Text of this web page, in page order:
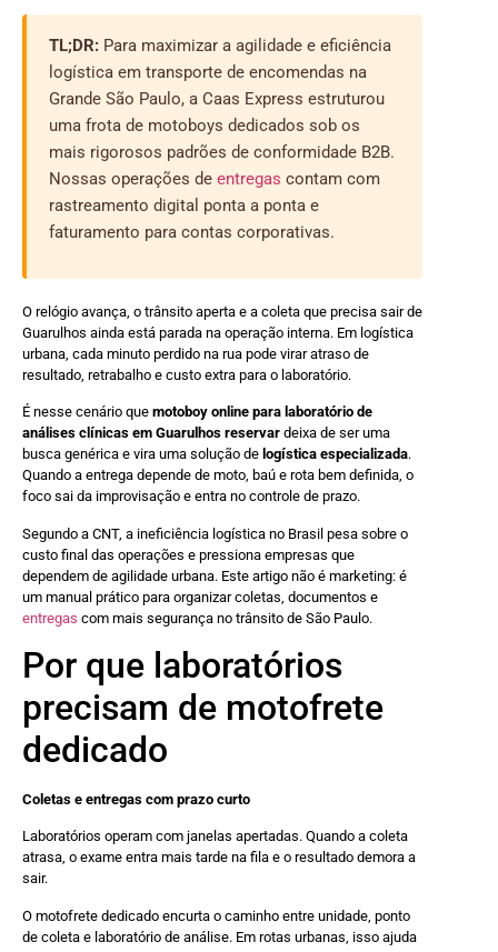
TL;DR: Para maximizar a agilidade e eficiência
logística em transporte de encomendas na
Grande São Paulo, a Caas Express estruturou
uma frota de motoboys dedicados sob os
mais rigorosos padrões de conformidade B2B.
Nossas operações de entregas contam com
rastreamento digital ponta a ponta e
faturamento para contas corporativas.
O relógio avança, o trânsito aperta e a coleta que precisa sair de
Guarulhos ainda está parada na operação interna. Em logística
urbana, cada minuto perdido na rua pode virar atraso de
resultado, retrabalho e custo extra para o laboratório.
É nesse cenário que motoboy online para laboratório de
análises clínicas em Guarulhos reservar deixa de ser uma
busca genérica e vira uma solução de logística especializada.
Quando a entrega depende de moto, baú e rota bem definida, o
foco sai da improvisação e entra no controle de prazo.
Segundo a CNT, a ineficiência logística no Brasil pesa sobre o
custo final das operações e pressiona empresas que
dependem de agilidade urbana. Este artigo não é marketing: é
um manual prático para organizar coletas, documentos e
entregas com mais segurança no trânsito de São Paulo.
Por que laboratórios
precisam de motofrete
dedicado
Coletas e entregas com prazo curto
Laboratórios operam com janelas apertadas. Quando a coleta
atrasa, o exame entra mais tarde na fila e o resultado demora a
sair.
O motofrete dedicado encurta o caminho entre unidade, ponto
de coleta e laboratório de análise. Em rotas urbanas, isso ajuda